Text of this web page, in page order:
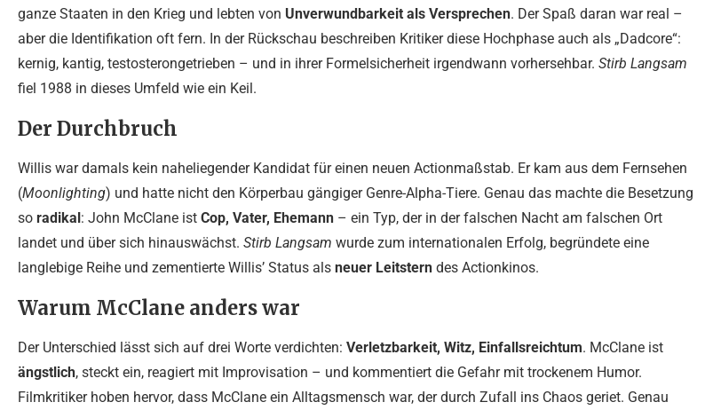
ganze Staaten in den Krieg und lebten von Unverwundbarkeit als Versprechen. Der Spaß daran war real –
aber die Identifikation oft fern. In der Rückschau beschreiben Kritiker diese Hochphase auch als „Dadcore“:
kernig, kantig, testosterongetrieben – und in ihrer Formelsicherheit irgendwann vorhersehbar. Stirb Langsam
fiel 1988 in dieses Umfeld wie ein Keil.
Der Durchbruch
Willis war damals kein naheliegender Kandidat für einen neuen Actionmaßstab. Er kam aus dem Fernsehen
(Moonlighting) und hatte nicht den Körperbau gängiger Genre-Alpha-Tiere. Genau das machte die Besetzung
so radikal: John McClane ist Cop, Vater, Ehemann – ein Typ, der in der falschen Nacht am falschen Ort
landet und über sich hinauswächst. Stirb Langsam wurde zum internationalen Erfolg, begründete eine
langlebige Reihe und zementierte Willis’ Status als neuer Leitstern des Actionkinos.
Warum McClane anders war
Der Unterschied lässt sich auf drei Worte verdichten: Verletzbarkeit, Witz, Einfallsreichtum. McClane ist
ängstlich, steckt ein, reagiert mit Improvisation – und kommentiert die Gefahr mit trockenem Humor.
Filmkritiker hoben hervor, dass McClane ein Alltagsmensch war, der durch Zufall ins Chaos geriet. Genau